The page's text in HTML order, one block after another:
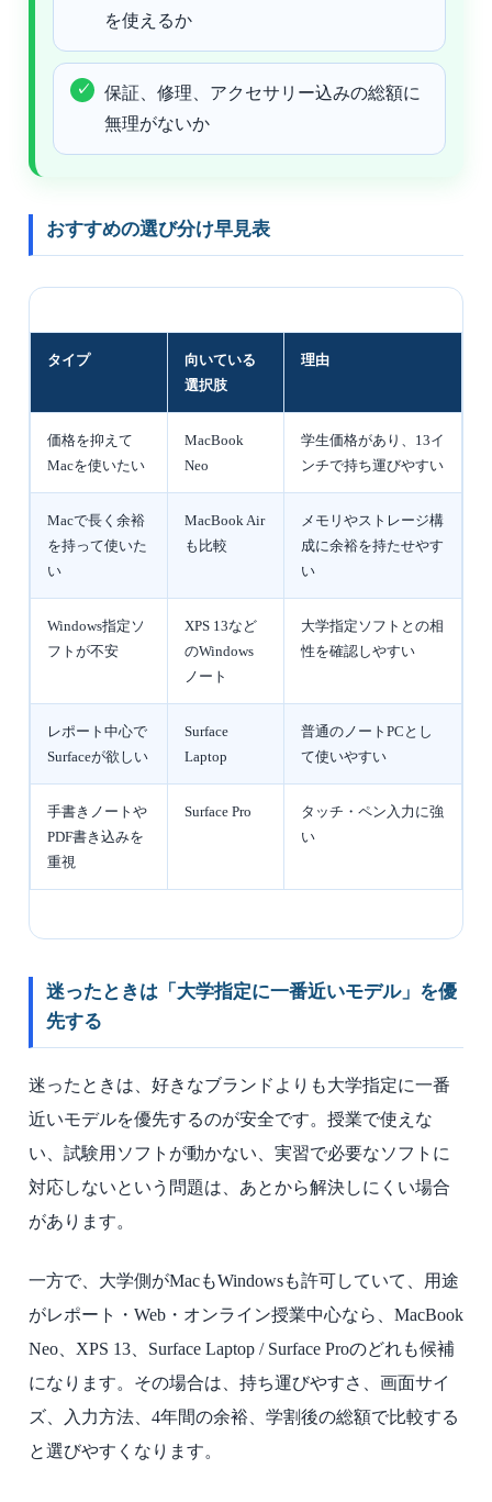
を使えるか
保証、修理、アクセサリー込みの総額に
無理がないか
おすすめの選び分け早見表
タイプ
向いている
選択肢
理由
価格を抑えて
Macを使いたい
MacBook
Neo
学生価格があり、13イ
ンチで持ち運びやすい
Macで長く余裕
を持って使いた
い
MacBook Air
も比較
メモリやストレージ構
成に余裕を持たせやす
い
Windows指定ソ
フトが不安
XPS 13など
のWindows
ノート
大学指定ソフトとの相
性を確認しやすい
レポート中心で
Surfaceが欲しい
Surface
Laptop
普通のノートPCとし
て使いやすい
手書きノートや
PDF書き込みを
重視
Surface Pro
タッチ・ペン入力に強
い
迷ったときは「大学指定に一番近いモデル」を優
先する
迷ったときは、好きなブランドよりも大学指定に一番
近いモデルを優先するのが安全です。授業で使えな
い、試験用ソフトが動かない、実習で必要なソフトに
対応しないという問題は、あとから解決しにくい場合
があります。
一方で、大学側がMacもWindowsも許可していて、用途
がレポート・Web・オンライン授業中心なら、MacBook
Neo、XPS 13、Surface Laptop / Surface Proのどれも候補
になります。その場合は、持ち運びやすさ、画面サイ
ズ、入力方法、4年間の余裕、学割後の総額で比較する
と選びやすくなります。